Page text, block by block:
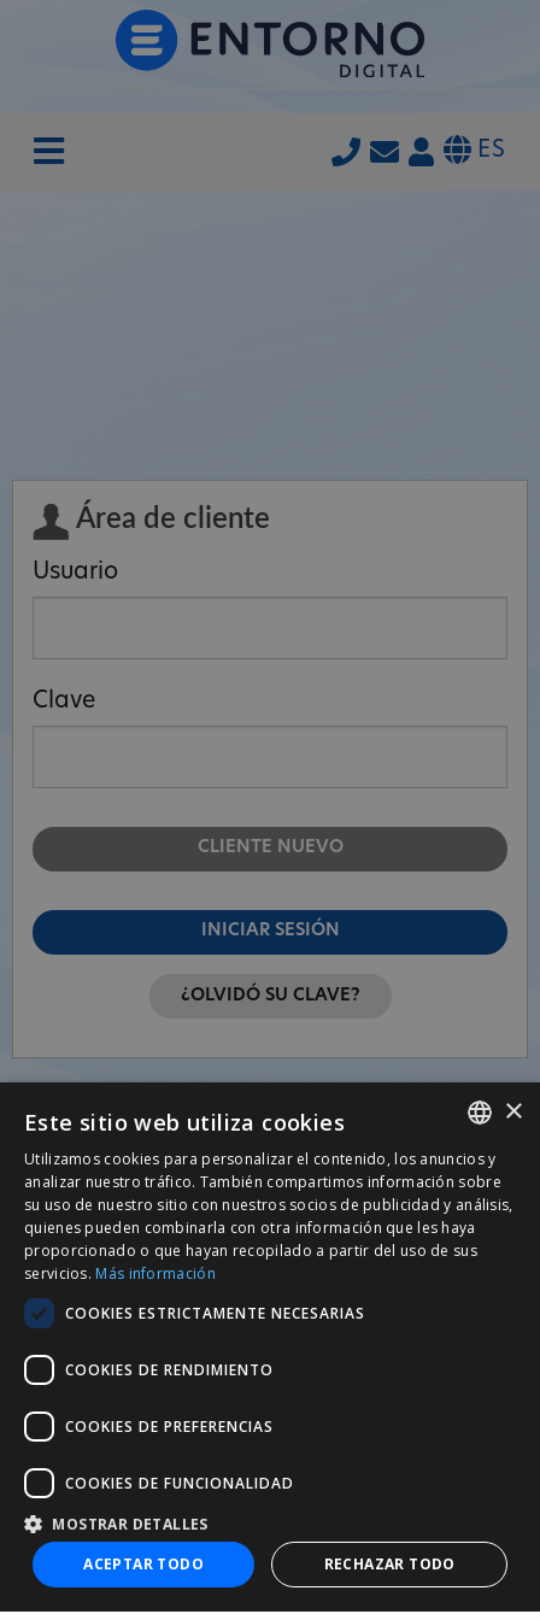
ES
Área de cliente
Usuario
Clave
CLIENTE NUEVO
INICIAR SESIÓN
¿OLVIDÓ SU CLAVE?
+34 932 20 21 30
nic@entorno.es
SPANISH
CATALÀ
ENGLISH
×
Este sitio web utiliza cookies
Utilizamos cookies para personalizar el contenido, los anuncios y
analizar nuestro tráfico. También compartimos información sobre
su uso de nuestro sitio con nuestros socios de publicidad y análisis,
quienes pueden combinarla con otra información que les haya
proporcionado o que hayan recopilado a partir del uso de sus
servicios. Más información
COOKIES ESTRICTAMENTE NECESARIAS
COOKIES DE RENDIMIENTO
COOKIES DE PREFERENCIAS
COOKIES DE FUNCIONALIDAD
MOSTRAR DETALLES
ACEPTAR TODO
RECHAZAR TODO